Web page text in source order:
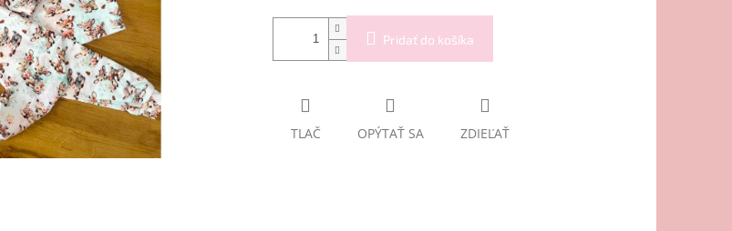
Pridať do košíka
TLAČ OPÝTAŤ SA ZDIEĽAŤ